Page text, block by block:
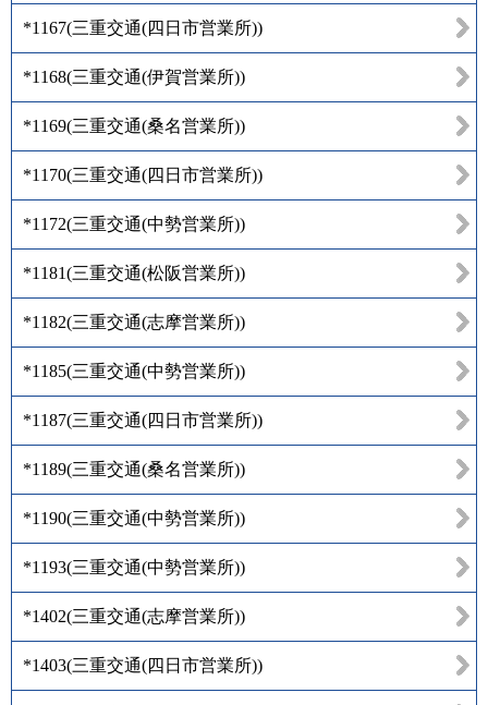
*1167(三重交通(四日市営業所))
*1168(三重交通(伊賀営業所))
*1169(三重交通(桑名営業所))
*1170(三重交通(四日市営業所))
*1172(三重交通(中勢営業所))
*1181(三重交通(松阪営業所))
*1182(三重交通(志摩営業所))
*1185(三重交通(中勢営業所))
*1187(三重交通(四日市営業所))
*1189(三重交通(桑名営業所))
*1190(三重交通(中勢営業所))
*1193(三重交通(中勢営業所))
*1402(三重交通(志摩営業所))
*1403(三重交通(四日市営業所))